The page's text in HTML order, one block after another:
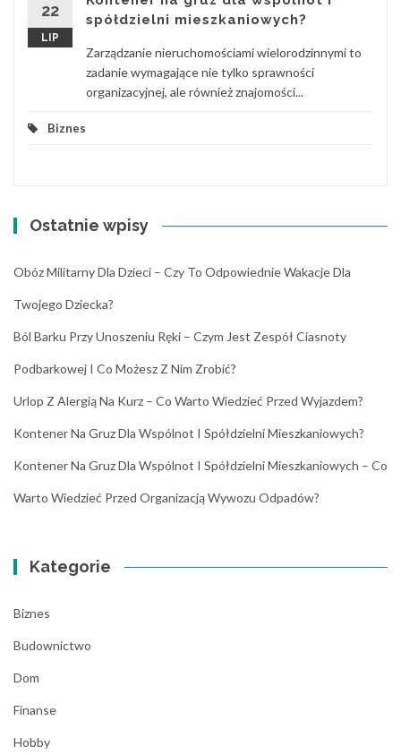
22
LIP
spółdzielni mieszkaniowych?
Zarządzanie nieruchomościami wielorodzinnymi to
zadanie wymagające nie tylko sprawności
organizacyjnej, ale również znajomości...
Biznes
Ostatnie wpisy
Obóz Militarny Dla Dzieci – Czy To Odpowiednie Wakacje Dla
Twojego Dziecka?
Ból Barku Przy Unoszeniu Ręki – Czym Jest Zespół Ciasnoty
Podbarkowej I Co Możesz Z Nim Zrobić?
Urlop Z Alergią Na Kurz – Co Warto Wiedzieć Przed Wyjazdem?
Kontener Na Gruz Dla Wspólnot I Spółdzielni Mieszkaniowych?
Kontener Na Gruz Dla Wspólnot I Spółdzielni Mieszkaniowych – Co
Warto Wiedzieć Przed Organizacją Wywozu Odpadów?
Kategorie
Biznes
Budownictwo
Dom
Finanse
Hobby